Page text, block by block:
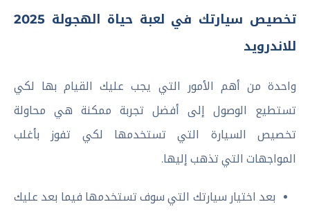
تخصيص سيارتك في لعبة حياة الهجولة 2025
للاندرويد
واحدة من أهم الأمور التي يجب عليك القيام بها لكي
تستطيع الوصول إلى أفضل تجربة ممكنة هي محاولة
تخصيص السيارة التي تستخدمها لكي تفوز بأغلب
المواجهات التي تذهب إليها.
بعد اختيار سيارتك التي سوف تستخدمها فيما بعد عليك